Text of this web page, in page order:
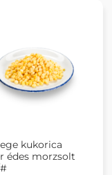
kukorica
édes morzsolt